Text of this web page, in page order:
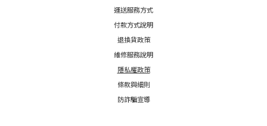
運送服務方式
付款方式說明
退換貨政策
維修服務說明
隱私權政策
條款與細則
防詐騙宣導